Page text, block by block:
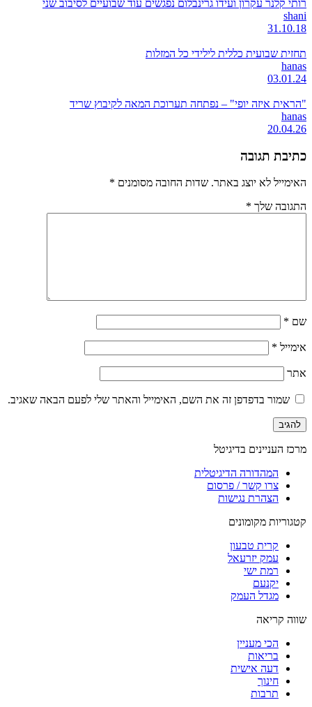
רותי קלנר עקרון ועידו גרינבלום נפגשים עוד שבועיים לסיבוב שני
shani
31.10.18
תחזית שבועית כללית לילידי כל המזלות
hanas
03.01.24
"הראית איזה יופי" – נפתחה תערוכת המאה לקיבוץ שריד
hanas
20.04.26
כתיבת תגובה
האימייל לא יוצג באתר. שדות החובה מסומנים *
התגובה שלך *
שם *
אימייל *
אתר
שמור בדפדפן זה את השם, האימייל והאתר שלי לפעם הבאה שאגיב.
מרכז העניינים בדיגיטל
המהדורה הדיגיטלית
צרו קשר / פרסום
הצהרת נגישות
קטגוריות מקומונים
קרית טבעון
עמק יזרעאל
רמת ישי
יקנעם
מגדל העמק
שווה קריאה
הכי מעניין
בריאות
דעה אישית
חינוך
תרבות